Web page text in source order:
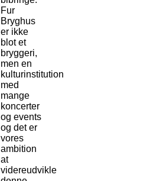
Fur
Bryghus
er ikke
blot et
bryggeri,
men en
kulturinstitution
med
mange
koncerter
og events
og det er
vores
ambition
at
videreudvikle